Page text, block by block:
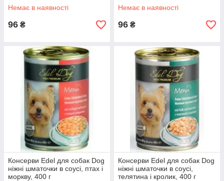
Немає в наявності
96 ₴
Немає в наявності
96 ₴
Консерви Edel для собак Dog
ніжні шматочки в соусі, птах і
моркву, 400 г
Консерви Edel для собак Dog
ніжні шматочки в соусі,
телятина і кролик, 400 г